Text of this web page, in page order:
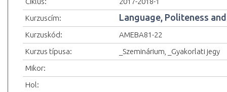
Kurzuscím:
Language, Politeness
Kurzuskód:
AMEBA81-22
Kurzus típusa:
_Szeminárium, _Gyakorlati jegy
Mikor:
Hol: